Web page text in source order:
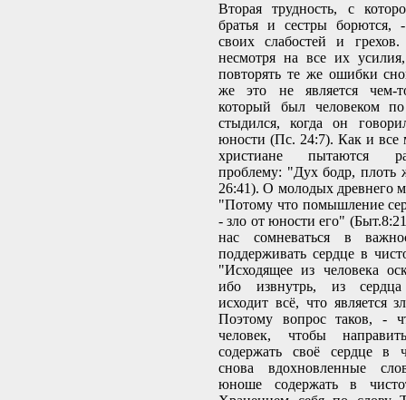
Вторая трудность, с
братья и сестры борются,
своих слабостей и
несмотря на все их
повторять те же ошибки
же это не является чем-
который был человеком
стыдился, когда он
юности (Пс. 24:7). Как и
христиане пытаются
проблему: "Дух бодр,
26:41). О молодых древнего
"Потому что помышление
- зло от юности его"
нас сомневаться в
поддерживать сердце в
"Исходящее из человека
ибо извнутрь, из сердца
исходит всё, что является
Поэтому вопрос таков, -
человек, чтобы
содержать своё сердце в
снова вдохновленные
юноше содержать в